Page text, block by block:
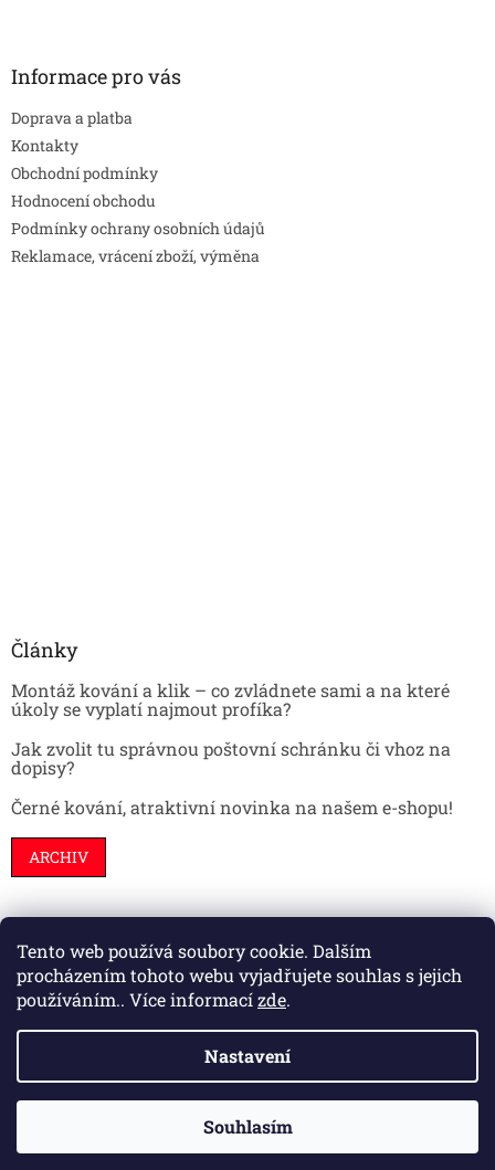
Tento web používá soubory cookie. Dalším
procházením tohoto webu vyjadřujete souhlas s jejich
používáním.. Více informacízde.
Nastavení
Souhlasím
Informace pro vás
Doprava a platba
Kontakty
Obchodní podmínky
Hodnocení obchodu
Podmínky ochrany osobních údajů
Reklamace, vrácení zboží, výměna
Články
Montáž kování a klik – co zvládnete sami a na které
úkoly se vyplatí najmout profíka?
Jak zvolit tu správnou poštovní schránku či vhoz na
dopisy?
Černé kování, atraktivní novinka na našem e-shopu!
ARCHIV
Stavební pouzdra Interiéry Dveře
Vytvořil Shoptet
HS kování. Všechna práva vyhrazena.